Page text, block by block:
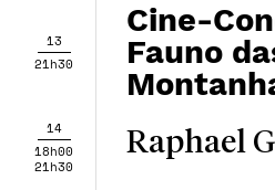
13
21h30
Cine-
Fauno
14
18h00
21h30
Raphael